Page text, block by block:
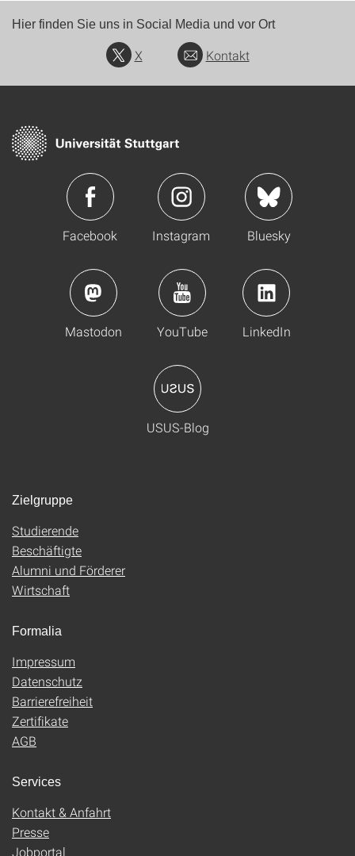
Hier finden Sie uns in Social Media und vor Ort
X Kontakt
Facebook Instagram Bluesky
Mastodon YouTube LinkedIn
USUS-Blog
Zielgruppe
Studierende
Beschäftigte
Alumni und Förderer
Wirtschaft
Formalia
Impressum
Datenschutz
Barrierefreiheit
Zertifikate
AGB
Services
Kontakt & Anfahrt
Presse
Jobportal